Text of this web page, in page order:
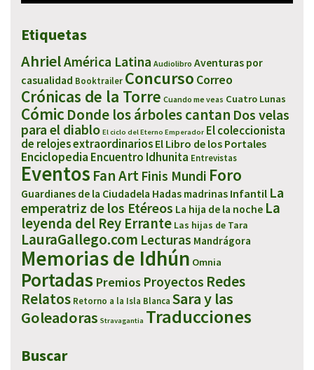
Etiquetas
AhrielAmérica Latina Audiolibro Aventuras por
casualidad Booktrailer Concurso Correo
Crónicas de la Torre Cuando me veas Cuatro Lunas
Cómic Donde los árboles cantan Dos velas
para el diablo El ciclo del Eterno Emperador El coleccionista
de relojes extraordinarios El Libro de los Portales
Enciclopedia Encuentro Idhunita Entrevistas
Eventos Fan Art Finis Mundi Foro
Guardianes de la Ciudadela Hadas madrinas Infantil La
emperatriz de los Etéreos La hija de la noche La
leyenda del Rey Errante Las hijas de Tara
LauraGallego.com Lecturas Mandrágora
Memorias de Idhún Omnia
Portadas Premios Proyectos Redes
Relatos Retorno a la Isla Blanca Sara y las
Goleadoras Stravagantia Traducciones
Buscar